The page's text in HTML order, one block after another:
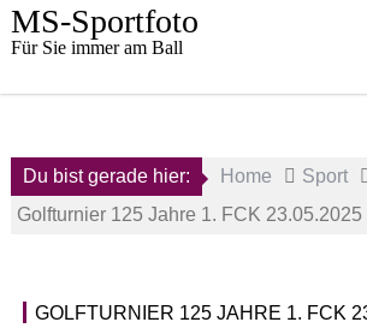
Skip
toMS-Sportfoto
Für Sie immer am Ball
Du bist gerade hier: Home
Sport
Golfturnier 125 Jahre 1. FCK 23.05.2025
24.
1
GOLFTURNIER 125 JAHRE 1. FCK